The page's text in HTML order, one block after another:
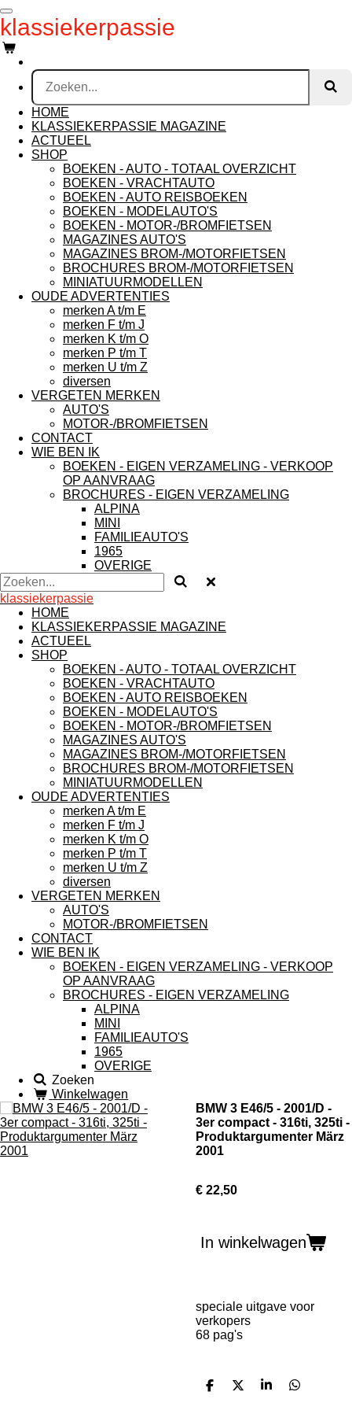
Ga
direct
naar
de
hoofdinhoud
klassiekerpassie
HOME
KLASSIEKERPASSIE MAGAZINE
ACTUEEL
SHOP
BOEKEN - AUTO - TOTAAL OVERZICHT
BOEKEN - VRACHTAUTO
BOEKEN - AUTO REISBOEKEN
BOEKEN - MODELAUTO'S
BOEKEN - MOTOR-/BROMFIETSEN
MAGAZINES AUTO'S
MAGAZINES BROM-/MOTORFIETSEN
BROCHURES BROM-/MOTORFIETSEN
MINIATUURMODELLEN
OUDE ADVERTENTIES
merken A t/m E
merken F t/m J
merken K t/m O
merken P t/m T
merken U t/m Z
diversen
VERGETEN MERKEN
AUTO'S
MOTOR-/BROMFIETSEN
CONTACT
WIE BEN IK
BOEKEN - EIGEN VERZAMELING - VERKOOP
OP AANVRAAG
BROCHURES - EIGEN VERZAMELING
ALPINA
MINI
FAMILIEAUTO'S
1965
OVERIGE
klassiekerpassie
HOME
KLASSIEKERPASSIE MAGAZINE
ACTUEEL
SHOP
BOEKEN - AUTO - TOTAAL OVERZICHT
BOEKEN - VRACHTAUTO
BOEKEN - AUTO REISBOEKEN
BOEKEN - MODELAUTO'S
BOEKEN - MOTOR-/BROMFIETSEN
MAGAZINES AUTO'S
MAGAZINES BROM-/MOTORFIETSEN
BROCHURES BROM-/MOTORFIETSEN
MINIATUURMODELLEN
OUDE ADVERTENTIES
merken A t/m E
merken F t/m J
merken K t/m O
merken P t/m T
merken U t/m Z
diversen
VERGETEN MERKEN
AUTO'S
MOTOR-/BROMFIETSEN
CONTACT
WIE BEN IK
BOEKEN - EIGEN VERZAMELING - VERKOOP
OP AANVRAAG
BROCHURES - EIGEN VERZAMELING
ALPINA
MINI
FAMILIEAUTO'S
1965
OVERIGE
Zoeken
Winkelwagen
BMW 3 E46/5 - 2001/D -
3er compact - 316ti, 325ti -
Produktargumenter März
2001
€ 22,50
In winkelwagen
speciale uitgave voor
verkopers
68 pag's
D
D
S
D